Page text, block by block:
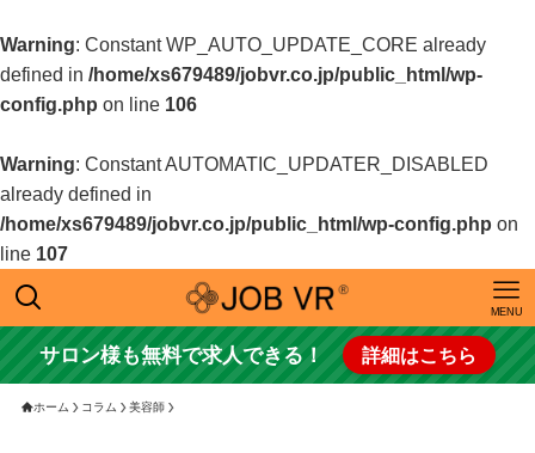
Warning: Constant WP_AUTO_UPDATE_CORE already
defined in /home/xs679489/jobvr.co.jp/public_html/wp-
config.php on line 106
Warning: Constant AUTOMATIC_UPDATER_DISABLED
already defined in
/home/xs679489/jobvr.co.jp/public_html/wp-config.php on
line 107
MENU
サロン様も無料で求人できる！ 詳細はこちら
ホーム コラム 美容師